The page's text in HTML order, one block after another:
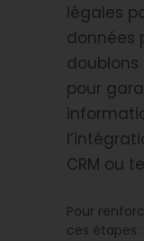
légales
données
doublons
pour
CRM ou
Pour
ces étapes :